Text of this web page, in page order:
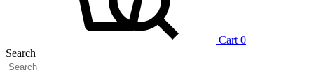
Cart 0
Search